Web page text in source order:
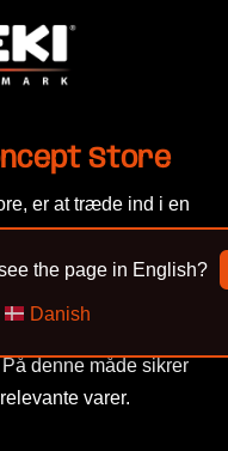
the page in English?
Danish
Store
er at træde ind i en
vores Concept
gå forgæves. Derfor
denne måde sikrer
varer.